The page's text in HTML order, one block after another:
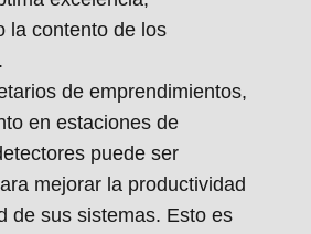
la contento de los
de emprendimientos,
en estaciones de
puede ser
mejorar la productividad
de sus sistemas. Esto es